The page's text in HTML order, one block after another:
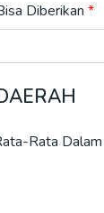
Diberikan
Rata